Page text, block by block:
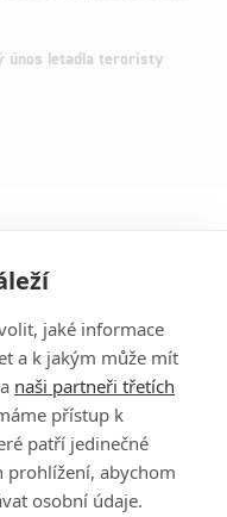
únos letadla teroristy
PŘIHLÁSIT
REGISTROVAT
jaké informace
a k jakým může mít
naši partneři třetích
přístup k
patří jedinečné
prohlížení, abychom
osobní údaje.